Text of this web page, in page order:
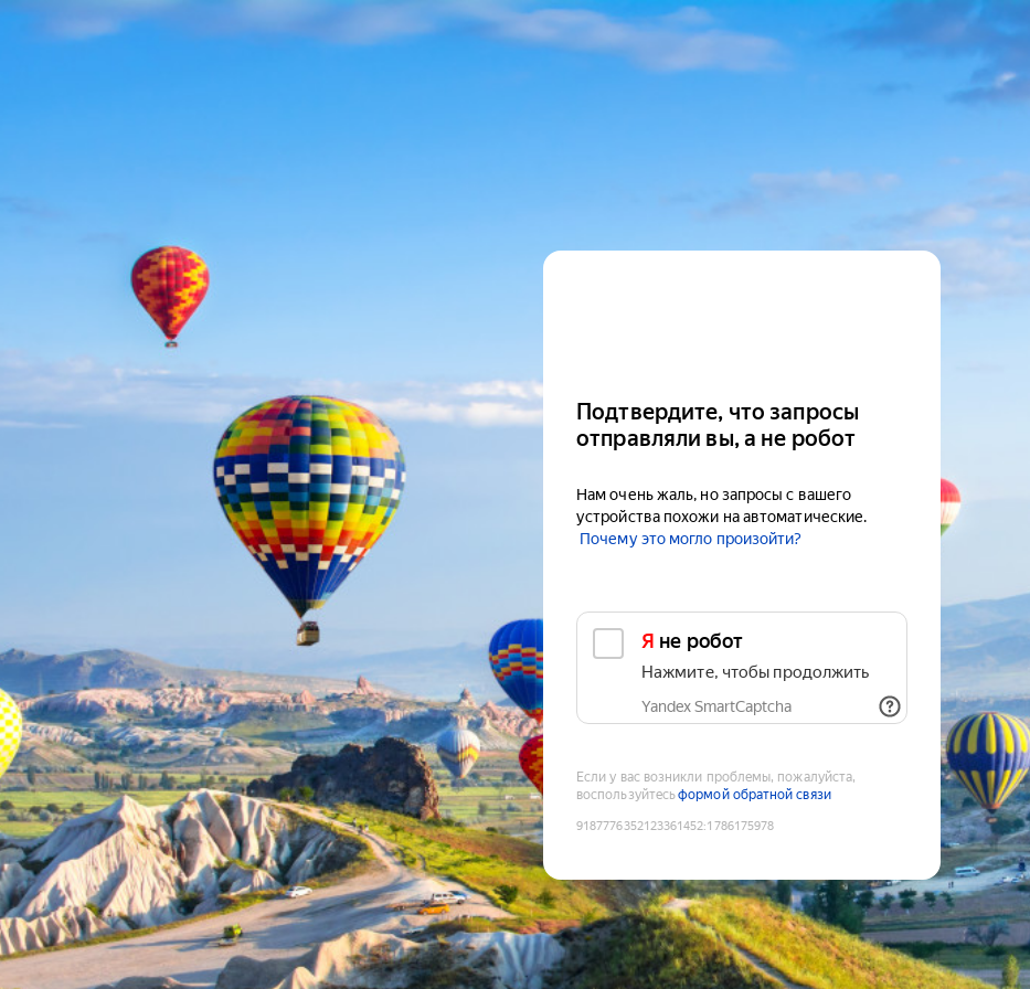
Подтвердите, что запросы
отправляли вы, а не робот
Нам очень жаль, но запросы с вашего
устройства похожи на автоматические.
Почему это могло произойти?
Я не робот
Нажмите, чтобы продолжить
Yandex SmartCaptcha
Если у вас возникли проблемы, пожалуйста,
воспользуйтесьформой обратной связи
9187776352123361452:1786175978